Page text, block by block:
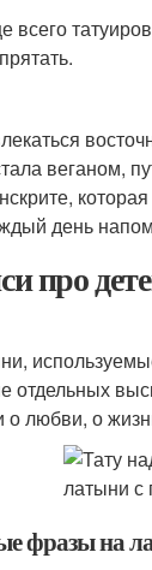
веганом,
день
про
отдельных
любви, о
фразы на